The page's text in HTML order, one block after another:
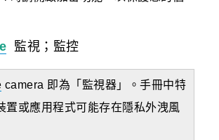
監視；監控
camera 即為「監視器」。手冊中特
置或應用程式可能存在隱私外洩風